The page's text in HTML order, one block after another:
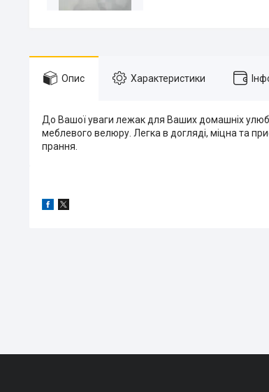
Опис Характеристики
До Вашої уваги лежак для Ваших домашніх
меблевого велюру. Легка в догляді, міцна та
прання.